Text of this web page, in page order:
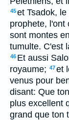
45et Tsadok,
prophete, l'ont
sont montes
tumulte. C'est
46 Et aussi
royaume; 47et
venus pour
disant: Que
plus excellent
grand que ton